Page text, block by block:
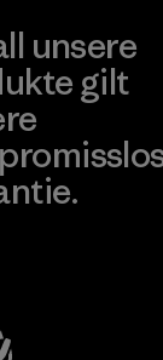
supplier
unsere
gilt